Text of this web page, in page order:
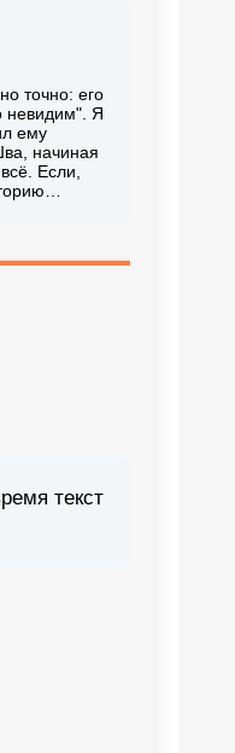
точно: его
невидим". Я
ему
начиная
Если,
текст